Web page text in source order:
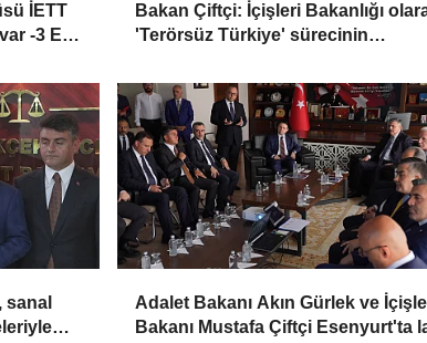
İETT
-3 Ek
Bakan Çiftçi: İçişleri Bakanlığı
'Terörsüz Türkiye' sürecinin
şekilde takip ediyoruz
Adalet Bakanı Akın Gürlek ve
Bakanı Mustafa Çiftçi Esenyurt'ta